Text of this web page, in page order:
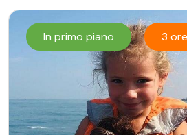
In primo piano 3 ore